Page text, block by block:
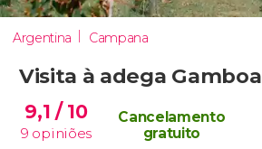
Argentina Campana
Visita à adega Gamboa
9,1 / 10
9 opiniões
Cancelamento
gratuito